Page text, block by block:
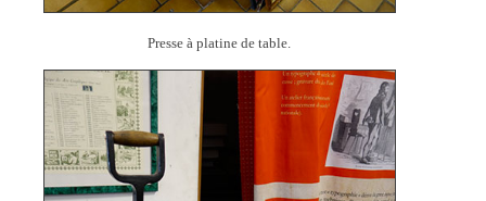
Presse à platine de table.